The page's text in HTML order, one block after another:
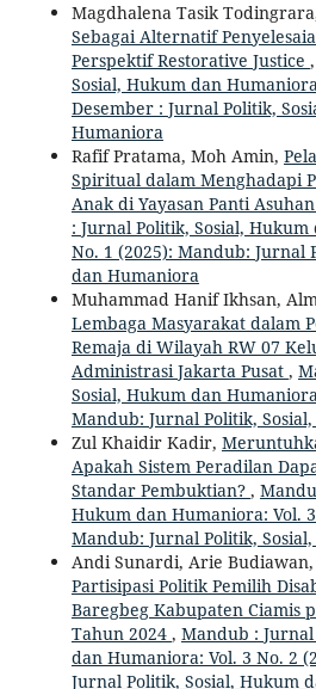
Magdhalena Tasik
Sebagai Alternatif
Perspektif Restorative Justice ,
Sosial, Hukum dan
Desember : Jurnal Politik,
Humaniora
Rafif Pratama, Moh Amin,
Spiritual dalam Menghadapi
Anak di Yayasan Panti
: Jurnal Politik, Sosial,
No. 1 (2025): Mandub: Jurnal
dan Humaniora
Muhammad Hanif Ikhsan,
Lembaga Masyarakat dalam
Remaja di Wilayah RW 07
Administrasi Jakarta Pusat ,
Sosial, Hukum dan
Mandub: Jurnal Politik,
Zul Khaidir Kadir,
Apakah Sistem Peradilan
Standar Pembuktian? ,
Hukum dan Humaniora: Vol.
Mandub: Jurnal Politik,
Andi Sunardi, Arie
Partisipasi Politik Pemilih
Baregbeg Kabupaten Ciamis
Tahun 2024 , Mandub :
dan Humaniora: Vol. 3 No. 2
Jurnal Politik, Sosial, Hukum